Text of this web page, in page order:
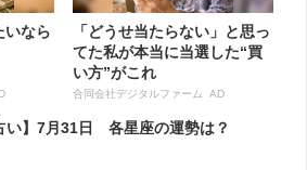
いなら
「どうせ当たらない」と思っ
てた私が本当に当選した“買
い方”がこれ
合同会社デジタルファーム AD
い】7月31日 各星座の運勢は？